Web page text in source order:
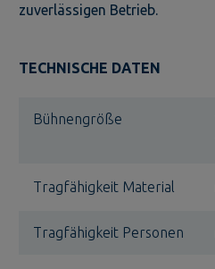
zuverlässigen Betrieb.
TECHNISCHE DATEN
Bühnengröße
Tragfähigkeit Material
Tragfähigkeit Personen